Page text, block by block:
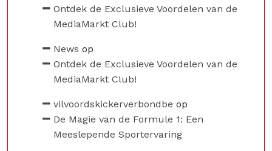
Ontdek de Exclusieve Voordelen van de
MediaMarkt Club!
News op
Ontdek de Exclusieve Voordelen van de
MediaMarkt Club!
vilvoordskickerverbondbe op
De Magie van de Formule 1: Een
Meeslepende Sportervaring